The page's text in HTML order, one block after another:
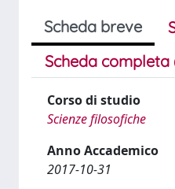
Scheda breve
Scheda completa
Corso di studio
Scienze filosofiche
Anno Accademico
2017-10-31